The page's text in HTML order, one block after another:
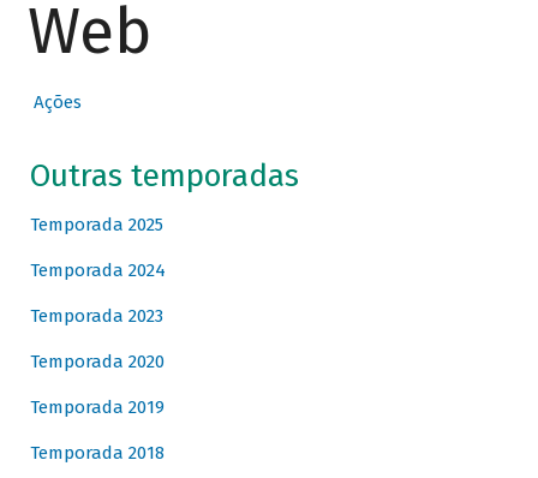
Web
Ações
Outras temporadas
Temporada 2025
Temporada 2024
Temporada 2023
Temporada 2020
Temporada 2019
Temporada 2018